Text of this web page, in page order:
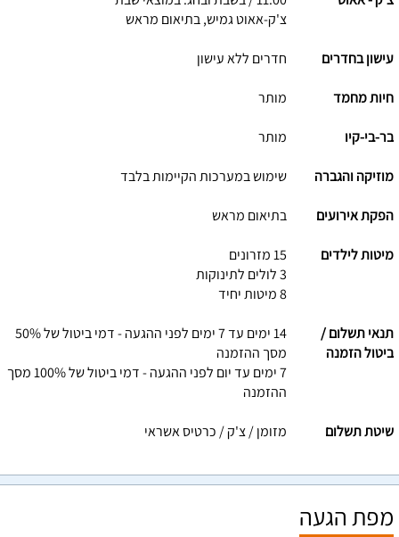
צ'ק-אאוט גמיש, בתיאום מראש
עישון בחדרים חדרים ללא עישון
חיות מחמד מותר
בר-בי-קיו מותר
מוזיקה והגברה שימוש במערכות הקיימות בלבד
הפקת אירועים בתיאום מראש
מיטות לילדים
15 מזרונים
3 לולים לתינוקות
8 מיטות יחיד
תנאי תשלום /
ביטול הזמנה
14 ימים עד 7 ימים לפני ההגעה - דמי ביטול של 50%
מסך ההזמנה
7 ימים עד יום לפני ההגעה - דמי ביטול של 100% מסך
ההזמנה
שיטת תשלום מזומן / צ'ק / כרטיס אשראי
מפת הגעה